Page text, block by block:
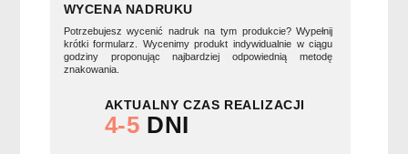
WYCENA NADRUKU
Potrzebujesz wycenić nadruk na tym produkcie? Wypełnij
krótki formularz. Wycenimy produkt indywidualnie w ciągu
godziny proponując najbardziej odpowiednią metodę
znakowania.
AKTUALNY CZAS REALIZACJI
4-5 DNI